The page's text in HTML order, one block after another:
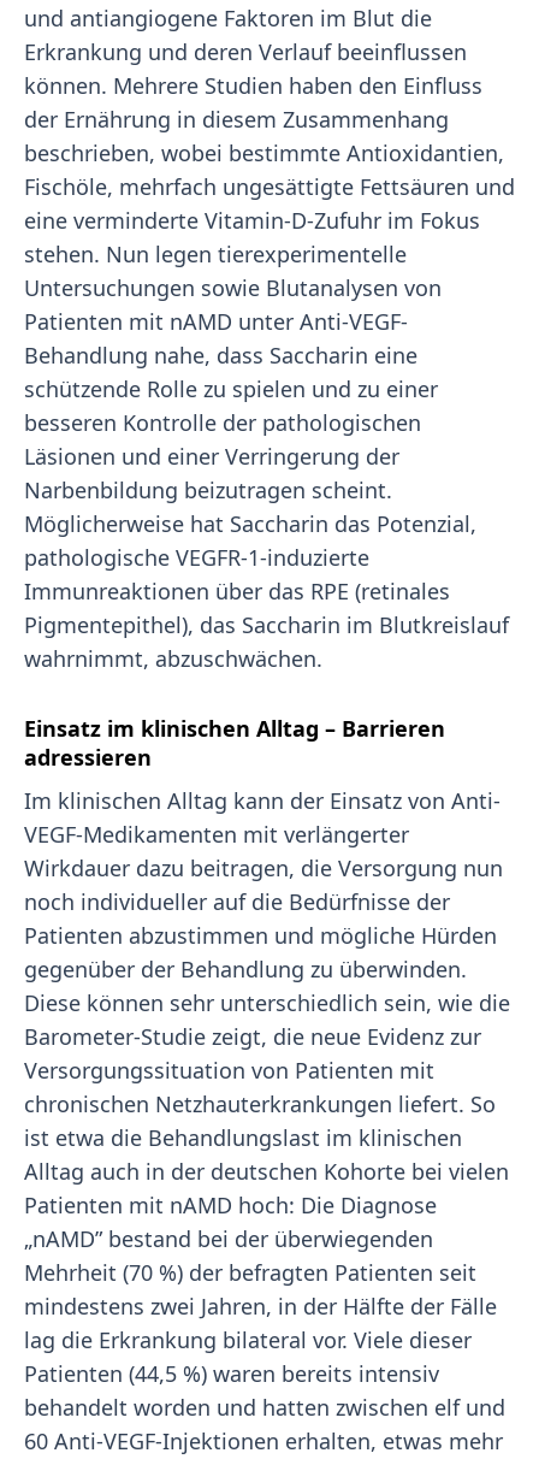
und antiangiogene Faktoren im Blut die
Erkrankung und deren Verlauf beeinflussen
können. Mehrere Studien haben den Einfluss
der Ernährung in diesem Zusammenhang
beschrieben, wobei bestimmte Antioxidantien,
Fischöle, mehrfach ungesättigte Fettsäuren und
eine verminderte Vitamin-D-Zufuhr im Fokus
stehen. Nun legen tierexperimentelle
Untersuchungen sowie Blutanalysen von
Patienten mit nAMD unter Anti-VEGF-
Behandlung nahe, dass Saccharin eine
schützende Rolle zu spielen und zu einer
besseren Kontrolle der pathologischen
Läsionen und einer Verringerung der
Narbenbildung beizutragen scheint.
Möglicherweise hat Saccharin das Potenzial,
pathologische VEGFR-1-induzierte
Immunreaktionen über das RPE (retinales
Pigmentepithel), das Saccharin im Blutkreislauf
wahrnimmt, abzuschwächen.
Einsatz im klinischen Alltag – Barrieren
adressieren
Im klinischen Alltag kann der Einsatz von Anti-
VEGF-Medikamenten mit verlängerter
Wirkdauer dazu beitragen, die Versorgung nun
noch individueller auf die Bedürfnisse der
Patienten abzustimmen und mögliche Hürden
gegenüber der Behandlung zu überwinden.
Diese können sehr unterschiedlich sein, wie die
Barometer-Studie zeigt, die neue Evidenz zur
Versorgungssituation von Patienten mit
chronischen Netzhauterkrankungen liefert. So
ist etwa die Behandlungslast im klinischen
Alltag auch in der deutschen Kohorte bei vielen
Patienten mit nAMD hoch: Die Diagnose
„nAMD” bestand bei der überwiegenden
Mehrheit (70 %) der befragten Patienten seit
mindestens zwei Jahren, in der Hälfte der Fälle
lag die Erkrankung bilateral vor. Viele dieser
Patienten (44,5 %) waren bereits intensiv
behandelt worden und hatten zwischen elf und
60 Anti-VEGF-Injektionen erhalten, etwas mehr